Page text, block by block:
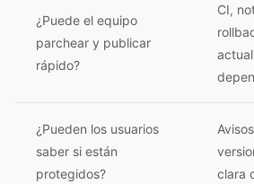
¿Puede el equipo
parchear y publicar
rápido?
CI,
¿Pueden los usuarios
saber si están
protegidos?
clara